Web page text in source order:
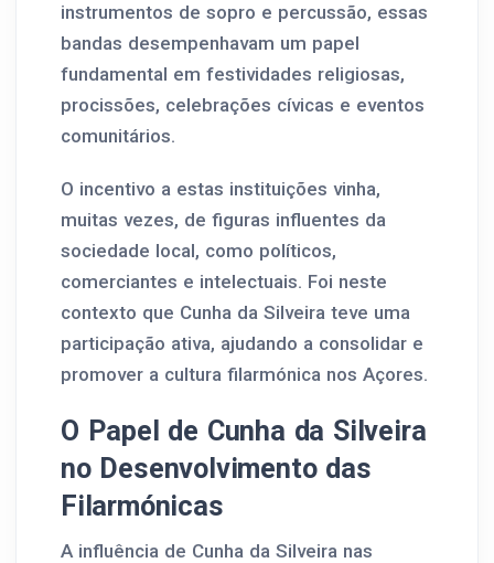
instrumentos de sopro e percussão, essas
bandas desempenhavam um papel
fundamental em festividades religiosas,
procissões, celebrações cívicas e eventos
comunitários.
O incentivo a estas instituições vinha,
muitas vezes, de figuras influentes da
sociedade local, como políticos,
comerciantes e intelectuais. Foi neste
contexto que Cunha da Silveira teve uma
participação ativa, ajudando a consolidar e
promover a cultura filarmónica nos Açores.
O Papel de Cunha da Silveira
no Desenvolvimento das
Filarmónicas
A influência de Cunha da Silveira nas